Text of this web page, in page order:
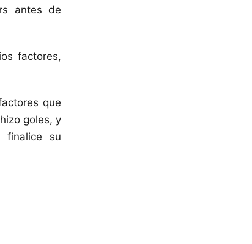
antes de
factores,
que
goles, y
finalice su